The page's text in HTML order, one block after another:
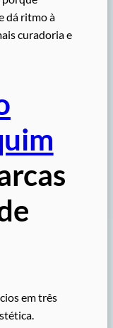
dá ritmo à
curadoria e
em três